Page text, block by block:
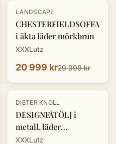
- 30%
LANDSCAPE
CHESTERFIELDSOFFA
i äkta läder mörkbrun
XXXLutz
20 999 kr29 999 kr
-30%
DIETER KNOLL
DESIGNFÅTÖLJ i
metall, läder
cognacfärgad
XXXLutz